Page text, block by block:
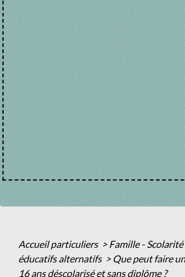
Accueil particuliers > Famille - Scolarité
éducatifs alternatifs > Que peut faire
16 ans déscolarisé et sans diplôme ?